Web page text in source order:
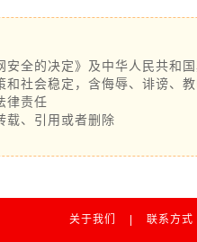
全的决定》及中华人民共和
社会稳定，含侮辱、诽谤、
律责任
载、引用或者删除
关于我们 联系方式